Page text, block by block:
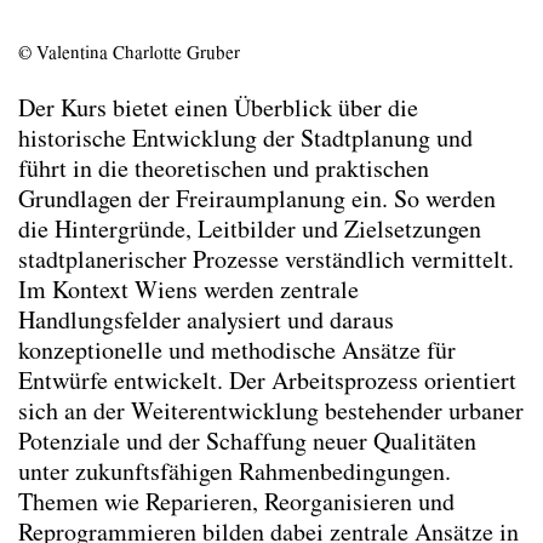
© Valentina Charlotte Gruber
Der Kurs bietet einen Überblick über die
historische Entwicklung der Stadtplanung und
führt in die theoretischen und praktischen
Grundlagen der Freiraumplanung ein. So werden
die Hintergründe, Leitbilder und Zielsetzungen
stadtplanerischer Prozesse verständlich vermittelt.
Im Kontext Wiens werden zentrale
Handlungsfelder analysiert und daraus
konzeptionelle und methodische Ansätze für
Entwürfe entwickelt. Der Arbeitsprozess orientiert
sich an der Weiterentwicklung bestehender urbaner
Potenziale und der Schaffung neuer Qualitäten
unter zukunftsfähigen Rahmenbedingungen.
Themen wie Reparieren, Reorganisieren und
Reprogrammieren bilden dabei zentrale Ansätze in
durch Vorbild-Gemeinden
Sommerentwerfen Competition of
Competitions 2026
Transferable Skill Architekturdokumentation
und Präsentation – Nordwestbahnhof
Vorlesungsübung Architecture –
Construction – Settlements
Wahlseminar Urban Madness
Lehre Wintersemester 2025/26
Lehre Sommersemester 2025
Lehre Wintersemester 2024/25
Lehre Sommersemester 2024
Lehre Wintersemester 2023/24
Dissertant*innen Seminare
Diplomand*innen Seminare